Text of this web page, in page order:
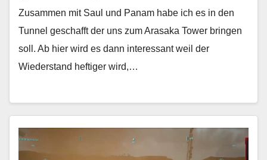
Zusammen mit Saul und Panam habe ich es in den
Tunnel geschafft der uns zum Arasaka Tower bringen
soll. Ab hier wird es dann interessant weil der
Wiederstand heftiger wird,…